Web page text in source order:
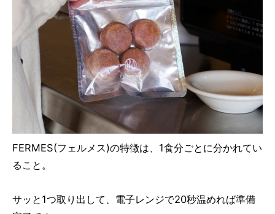
FERMES(フェルメス)の特徴は、1食分ごとに分かれてい
ること。
サッと1つ取り出して、電子レンジで20秒温めれば準備